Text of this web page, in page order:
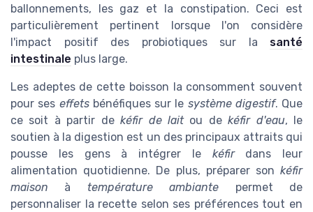
ballonnements, les gaz et la constipation. Ceci est
particulièrement pertinent lorsque l'on considère
l'impact positif des probiotiques sur la santé
intestinale plus large.
Les adeptes de cette boisson la consomment souvent
pour ses effetsbénéfiques sur le système digestif. Que
ce soit à partir dekéfir de laitou dekéfir d'eau, le
soutien à la digestion est un des principaux attraits qui
pousse les gens à intégrer le kéfirdans leur
alimentation quotidienne. De plus, préparer son kéfir
maison à température ambiante permet de
personnaliser la recette selon ses préférences tout en